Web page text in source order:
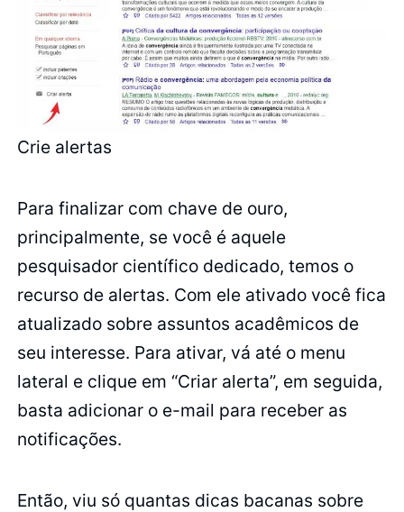
Crie alertas
Para finalizar com chave de ouro,
principalmente, se você é aquele
pesquisador científico dedicado, temos o
recurso de alertas. Com ele ativado você fica
atualizado sobre assuntos acadêmicos de
seu interesse. Para ativar, vá até o menu
lateral e clique em “Criar alerta”, em seguida,
basta adicionar o e-mail para receber as
notificações.
Então, viu só quantas dicas bacanas sobre